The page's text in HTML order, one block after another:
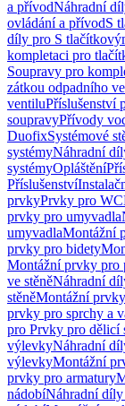
a přívodNáhradní
ovládání a přívodS
díly pro S
kompletaci pro
Soupravy pro
zátkou odpadního
ventiluPříslušenství
soupravyPřívody
DuofixSystémové
systémyNáhradní
systémyOpláštění
Příslušenství
prvkyPrvky pro WC
prvky pro umyvadla
umyvadlaMontážní
prvky pro bidety
Montážní prvky pro
ve stěněNáhradní
stěněMontážní
prvky pro sprchy a
pro Prvky pro dělicí
výlevkyNáhradní
výlevkyMontážní
prvky pro armatury
nádobíNáhradní